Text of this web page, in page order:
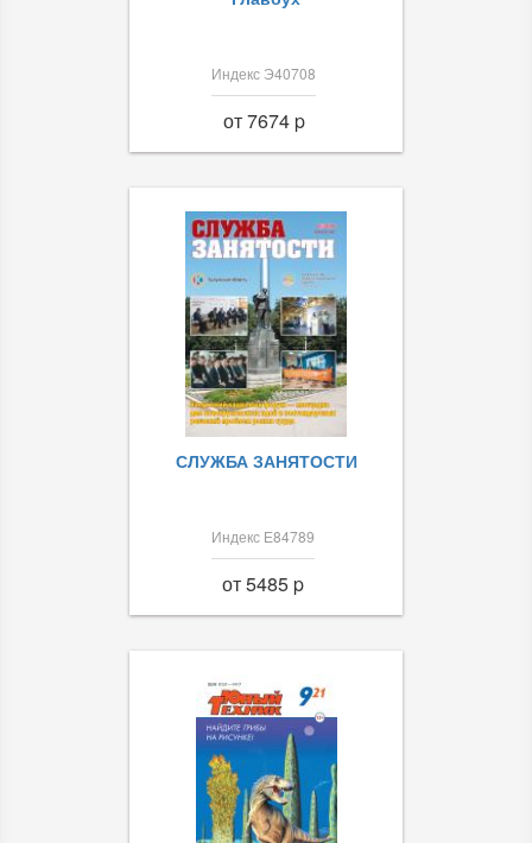
Индекс Э40708
от 7674 p
СЛУЖБА ЗАНЯТОСТИ
Индекс Е84789
от 5485 p